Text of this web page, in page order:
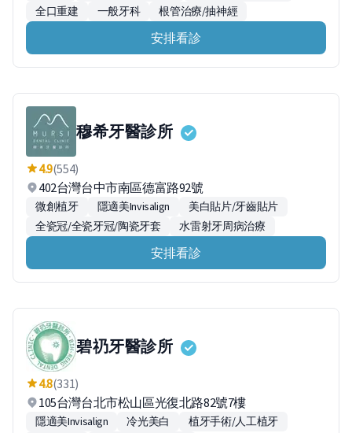
全口重建
一般牙科 根管治療/抽神經
安排看診
穆希牙醫診所
4.9(554)
402台灣台中市南區德富路92號
微創植牙 隱適美Invisalign
美白貼片/牙齒貼片
全瓷冠/全瓷牙冠/陶瓷牙套
水雷射牙周病治療
安排看診
碧礽牙醫診所
4.8(331)
105台灣台北市松山區光復北路82號7樓
隱適美Invisalign 冷光美白
植牙手術/人工植牙